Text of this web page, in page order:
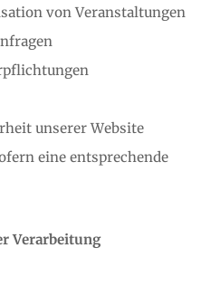
von Veranstaltungen
unserer Website
eine entsprechende
Verarbeitung